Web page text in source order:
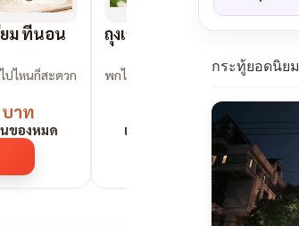
ยม ที่นอน
ก็บได้ พกพาไปไหนก็สะดวก
บาท
ของหมด
ถุงเก็บอึน้องหมา
พกไว้ จบทุกสถานการณ์
เริ่มต้น 4 บาท
เช็กราคาล่าสุด ก่อนของหมด
สั่งเลย
กระทู้ยอดนิยม